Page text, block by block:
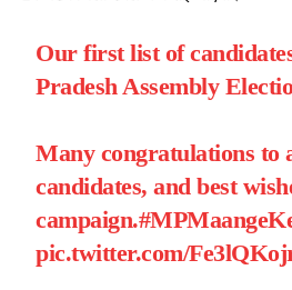
Our first list of
Pradesh Assembly
Many congratulations to
candidates, and best
campaign.
pic.twitter.com/